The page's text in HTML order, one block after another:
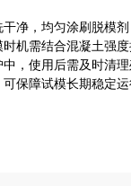
净，均匀涂刷脱模
机需结合混凝土强
，使用后需及时清
保障试模长期稳定